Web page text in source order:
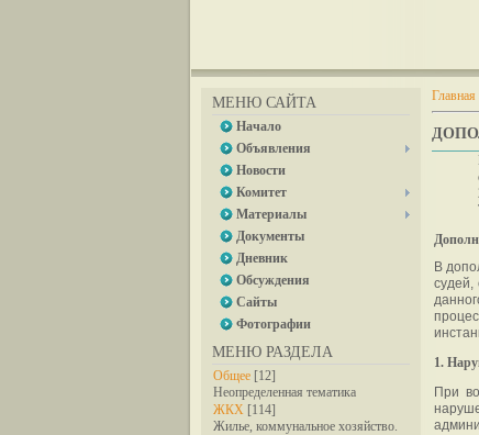
МЕНЮ САЙТА
Начало
Объявления
Новости
Комитет
Материалы
Документы
Дневник
Обсуждения
Сайты
Фотографии
МЕНЮ РАЗДЕЛА
Общее [12]
Неопределенная тематика
ЖКХ [114]
Жилье, коммунальное хозяйство.
Главная
В
судей,
1.
При